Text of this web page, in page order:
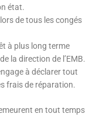
état.
de tous les congés
à plus long terme
la direction de l’EMB.
à déclarer tout
frais de réparation.
en tout temps